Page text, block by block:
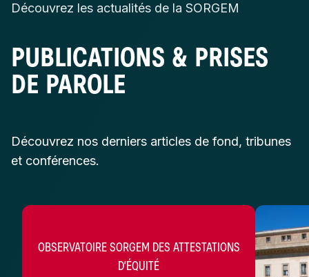
Découvrez les actualités de la SORGEM
PUBLICATIONS & PRISES
DE PAROLE
Découvrez nos derniers articles de fond, tribunes
et conférences.
OBSERVATOIRE SORGEM DES ATTESTATIONS
D’ÉQUITÉ